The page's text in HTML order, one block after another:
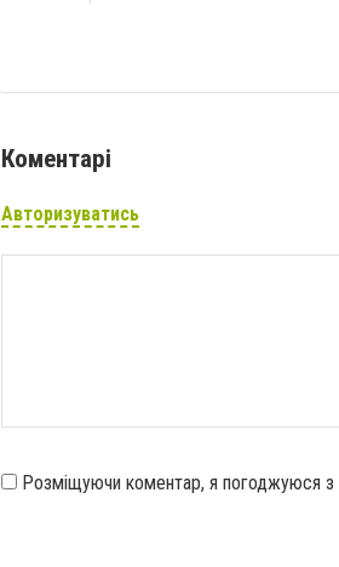
Коментарі
Авторизуватись
Розміщуючи коментар, я погоджуюся з